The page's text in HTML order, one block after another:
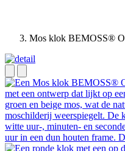
Mos klok BEMOSS®